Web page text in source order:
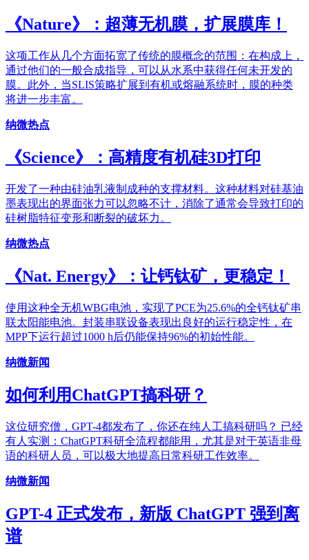
《Nature》：超薄无机膜，扩展膜库！
这项工作从几个方面拓宽了传统的膜概念的范围：在构成上，
通过他们的一般合成指导，可以从水系中获得任何未开发的
膜。此外，当SLIS策略扩展到有机或熔融系统时，膜的种类
将进一步丰富。
纳微热点
《Science》：高精度有机硅3D打印
开发了一种由硅油乳液制成种的支撑材料。这种材料对硅基油
墨表现出的界面张力可以忽略不计，消除了通常会导致打印的
硅树脂特征变形和断裂的破坏力。
纳微热点
《Nat. Energy》：让钙钛矿，更稳定！
使用这种全无机WBG电池，实现了PCE为25.6%的全钙钛矿串
联太阳能电池。封装串联设备表现出良好的运行稳定性，在
MPP下运行超过1000 h后仍能保持96%的初始性能。
纳微新闻
如何利用ChatGPT搞科研？
这位研究僧，GPT-4都发布了，你还在纯人工搞科研吗？ 已经
有人实测：ChatGPT科研全流程都能用，尤其是对于英语非母
语的科研人员，可以极大地提高日常科研工作效率。
纳微新闻
GPT-4 正式发布，新版 ChatGPT 强到离
谱